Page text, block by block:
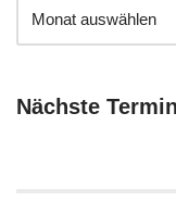
Nächste